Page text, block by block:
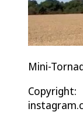
Mini-
Copyright: